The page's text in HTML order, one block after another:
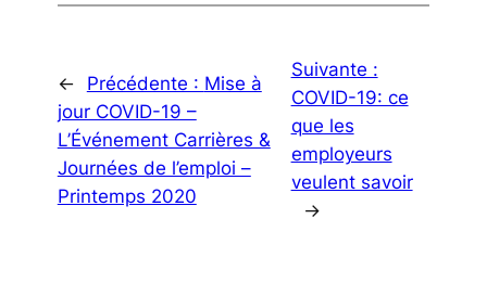
← Précédente : Mise à
jour COVID-19 –
L’Événement Carrières &
Journées de l’emploi –
Printemps 2020
Suivante :
COVID-19: ce
que les
employeurs
veulent savoir
→